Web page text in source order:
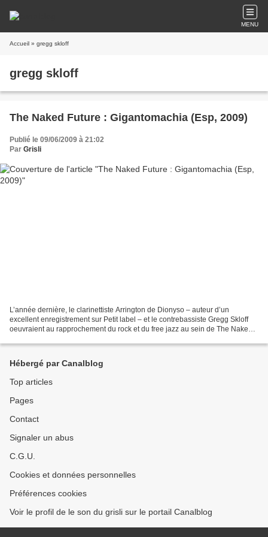
MENU
Accueil » gregg skloff
gregg skloff
The Naked Future : Gigantomachia (Esp, 2009)
Publié le 09/06/2009 à 21:02
Par Grisli
L’année dernière, le clarinettiste Arrington de Dionyso – auteur d’un
excellent enregistrement sur Petit label – et le contrebassiste Gregg Skloff
oeuvraient au rapprochement du rock et du free jazz au sein de The Naked
Hébergé par Canalblog
Top articles
Pages
Contact
Signaler un abus
C.G.U.
Cookies et données personnelles
Préférences cookies
Voir le profil de le son du grisli sur le portail Canalblog